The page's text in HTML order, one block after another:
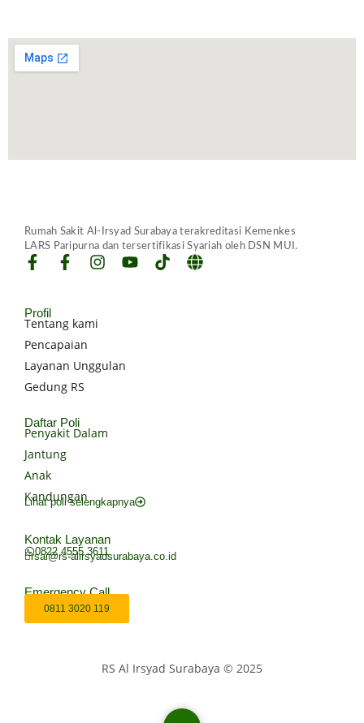
Rumah Sakit Al-Irsyad Surabaya terakreditasi Kemenkes
LARS Paripurna dan tersertifikasi Syariah oleh DSN MUI.
Profil
Tentang kami
Pencapaian
Layanan Unggulan
Gedung RS
Daftar Poli
Penyakit Dalam
Jantung
Anak
Kandungan
Lihat poli selengkapnya
Kontak Layanan
0822 4555 3611
rsai@rs-alirsyadsurabaya.co.id
Emergency Call
0811 3020 119
RS Al Irsyad Surabaya © 2025